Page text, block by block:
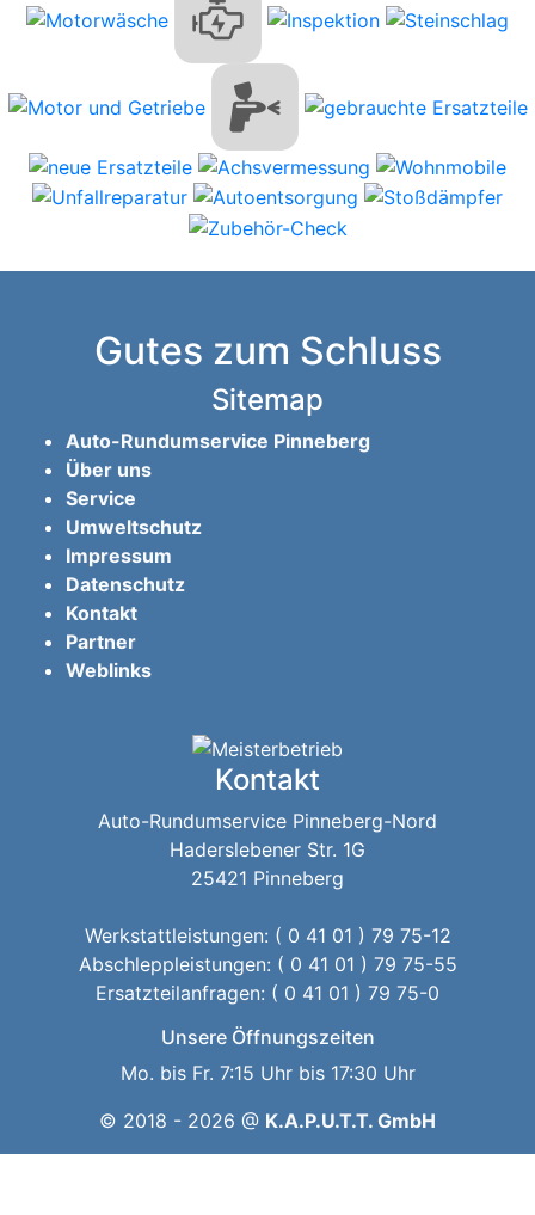
Gutes zum Schluss
Sitemap
Auto-Rundumservice Pinneberg
Über uns
Service
Umweltschutz
Impressum
Datenschutz
Kontakt
Partner
Weblinks
Kontakt
Auto-Rundumservice Pinneberg-Nord
Haderslebener Str. 1G
25421 Pinneberg
Werkstattleistungen: ( 0 41 01 ) 79 75-12
Abschleppleistungen: ( 0 41 01 ) 79 75-55
Ersatzteilanfragen: ( 0 41 01 ) 79 75-0
Unsere Öffnungszeiten
Mo. bis Fr. 7:15 Uhr bis 17:30 Uhr
© 2018 - 2026 @ K.A.P.U.T.T. GmbH